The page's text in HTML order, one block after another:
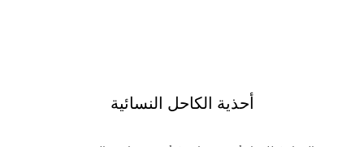
أحذية الكاحل النسائية